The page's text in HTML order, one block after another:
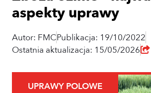
aspekty uprawy
Autor: FMCPublikacja: 19/10/2022
Ostatnia aktualizacja: 15/05/2026
UPRAWY POLOWE